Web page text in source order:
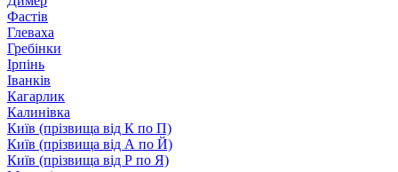
Фастів
Глеваха
Гребінки
Ірпінь
Іванків
Кагарлик
Калинівка
Київ (прізвища від К по П)
Київ (прізвища від А по Й)
Київ (прізвища від Р по Я)